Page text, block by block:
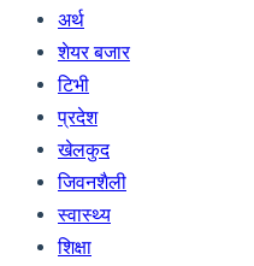
अर्थ
शेयर बजार
टिभी
प्रदेश
खेलकुद
जिवनशैली
स्वास्थ्य
शिक्षा